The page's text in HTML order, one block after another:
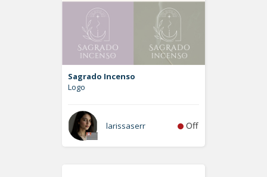
Sagrado Incenso
Logo
larissaserr Off